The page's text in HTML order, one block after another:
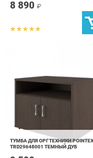
TRD29648001 ТЕМНЫЙ ДУБ
9 590₽